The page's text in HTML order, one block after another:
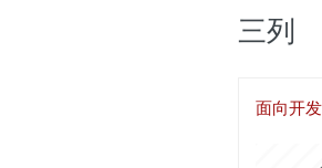
三列
面向开